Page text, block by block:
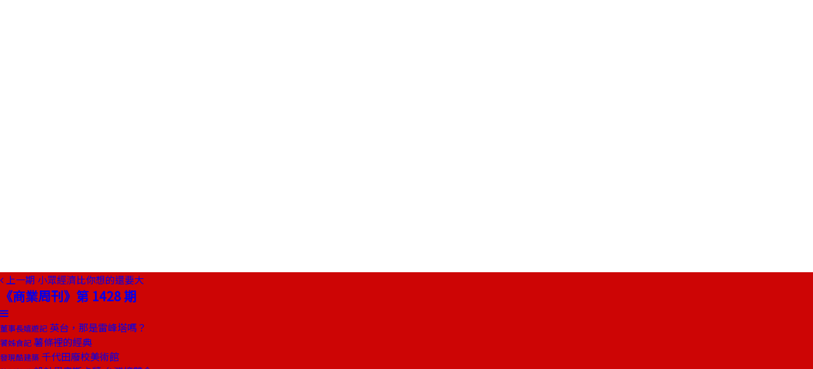
上一期 小眾經濟比你想的還要大
《商業周刊》第 1428 期
董事長嬉遊記 英台，那是雷峰塔嗎？
饕姊食記 薯條裡的經典
發現酷建築 千代田廢校美術館